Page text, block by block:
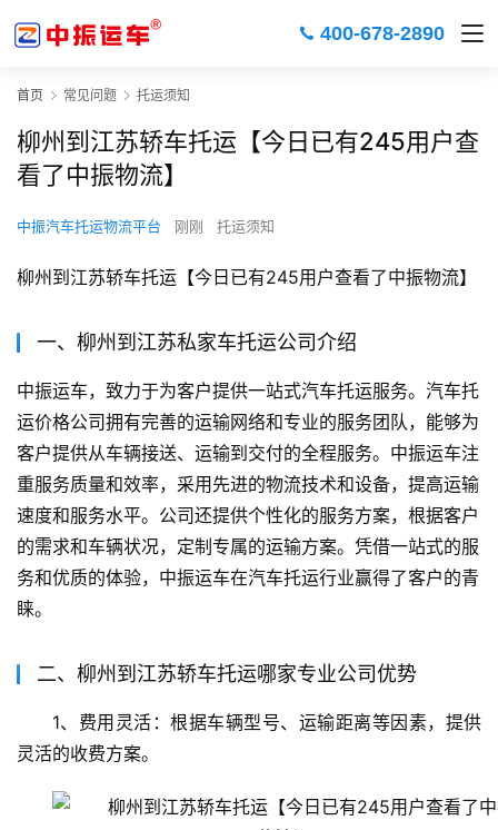
400-678-2890
首页 常见问题 托运须知
柳州到江苏轿车托运【今日已有245用户查
看了中振物流】
中振汽车托运物流平台 刚刚 托运须知
柳州到江苏轿车托运【今日已有245用户查看了中振物流】
一、柳州到江苏私家车托运公司介绍
中振运车，致力于为客户提供一站式汽车托运服务。汽车托
运价格公司拥有完善的运输网络和专业的服务团队，能够为
客户提供从车辆接送、运输到交付的全程服务。中振运车注
重服务质量和效率，采用先进的物流技术和设备，提高运输
速度和服务水平。公司还提供个性化的服务方案，根据客户
的需求和车辆状况，定制专属的运输方案。凭借一站式的服
务和优质的体验，中振运车在汽车托运行业赢得了客户的青
睐。
二、柳州到江苏轿车托运哪家专业公司优势
1、费用灵活：根据车辆型号、运输距离等因素，提供
灵活的收费方案。